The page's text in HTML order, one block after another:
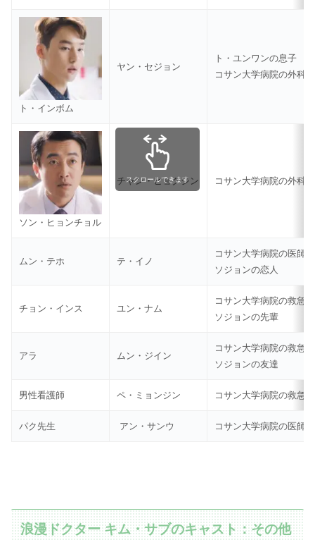
ト・インボム
ヤン・セジョン
ト・ユンワンの息子
コサン大学病院の外科医
ソン・ヒョンチョル
チャン・ヒョクジン コサン大学病院の外科
ムン・テホ テ・イノ
コサン大学病院の医師
ソジョンの恋人
チョン・インス ユン・ナム
コサン大学病院の救急
ソジョンの先輩
アラ ムン・ジイン
コサン大学病院の救急
ソジョンの友達
男性看護師 ペ・ミョンジン コサン大学病院の救急
パク先生 アン・サンウ コサン大学病院の医師
スクロールできます
浪漫ドクター キム・サブのキャスト：その他